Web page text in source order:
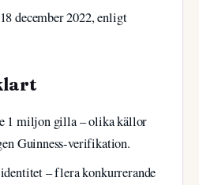
december 2022, enligt
1 miljon gilla – olika källor
Guinness-verifikation.
– flera konkurrerande